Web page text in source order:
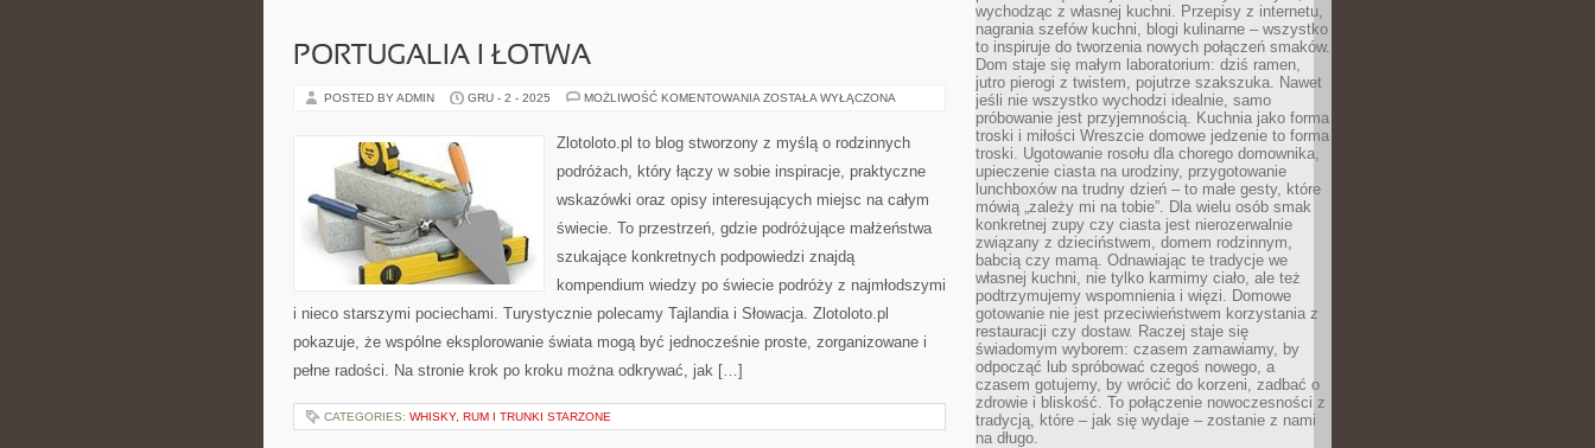
PORTUGALIA I ŁOTWA
POSTED BY ADMIN GRU - 2 - 2025 MOŻLIWOŚĆ KOMENTOWANIA PORTUGALIA
ZOSTAŁA WYŁĄCZONA
Zlotoloto.pl to blog stworzony z myślą o rodzinnych
podróżach, który łączy w sobie inspiracje, praktyczne
wskazówki oraz opisy interesujących miejsc na całym
świecie. To przestrzeń, gdzie podróżujące małżeństwa
szukające konkretnych podpowiedzi znajdą
kompendium wiedzy po świecie podróży z najmłodszymi
i nieco starszymi pociechami. Turystycznie polecamy Tajlandia i Słowacja. Zlotoloto.pl
pokazuje, że wspólne eksplorowanie świata mogą być jednocześnie proste, zorganizowane i
pełne radości. Na stronie krok po kroku można odkrywać, jak […]
CATEGORIES: WHISKY, RUM I TRUNKI STARZONE
wychodząc z własnej kuchni. Przepisy z internetu,
nagrania szefów kuchni, blogi kulinarne – wszystko
to inspiruje do tworzenia nowych połączeń smaków.
Dom staje się małym laboratorium: dziś ramen,
jutro pierogi z twistem, pojutrze szakszuka. Nawet
jeśli nie wszystko wychodzi idealnie, samo
próbowanie jest przyjemnością. Kuchnia jako forma
troski i miłości Wreszcie domowe jedzenie to forma
troski. Ugotowanie rosołu dla chorego domownika,
upieczenie ciasta na urodziny, przygotowanie
lunchboxów na trudny dzień – to małe gesty, które
mówią „zależy mi na tobie”. Dla wielu osób smak
konkretnej zupy czy ciasta jest nierozerwalnie
związany z dzieciństwem, domem rodzinnym,
babcią czy mamą. Odnawiając te tradycje we
własnej kuchni, nie tylko karmimy ciało, ale też
podtrzymujemy wspomnienia i więzi. Domowe
gotowanie nie jest przeciwieństwem korzystania z
restauracji czy dostaw. Raczej staje się
świadomym wyborem: czasem zamawiamy, by
odpocząć lub spróbować czegoś nowego, a
czasem gotujemy, by wrócić do korzeni, zadbać o
zdrowie i bliskość. To połączenie nowoczesności z
tradycją, które – jak się wydaje – zostanie z nami
na długo.